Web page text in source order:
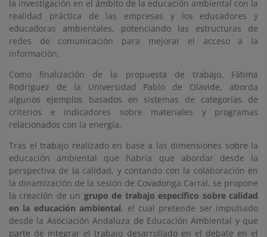
la investigación en el ámbito de la educación ambiental con la
realidad práctica de las empresas y los educadores y
educadoras ambientales, potenciando las estructuras de
redes de comunicación para mejorar el acceso a la
información.
Como finalización de la propuesta de trabajo, Fátima
Rodríguez de la Universidad Pablo de Olavide, aborda
algunos ejemplos basados en sistemas de categorías de
criterios e indicadores sobre materiales y programas
relacionados con la energía.
Tras el trabajo realizado en base a las dimensiones sobre la
educación ambiental que habría que abordar desde la
perspectiva de la calidad, y contando con la colaboración en
la dinamización de la sesión de Covadonga Carral, se propone
la creación de un grupo de trabajo específico sobre calidad
en la educación ambiental, el cual pretende ser impulsado
desde la Asociación Andaluza de Educación Ambiental y que
parte de integrar el trabajo desarrollado en el debate en el